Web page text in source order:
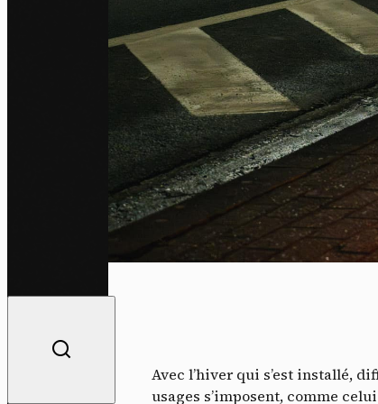
Avec l’hiver qui s’est installé,
usages s’imposent, comme